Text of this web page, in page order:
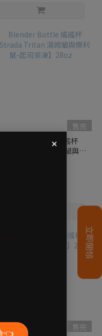
售完
Blender Bottle 搖搖杯
【Strada Tritan 湯姆貓與傑
售完